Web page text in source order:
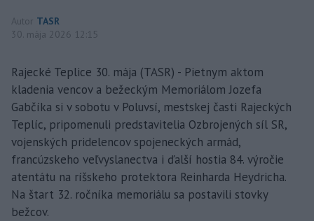
Autor TASR
30. mája 2026 12:15
Rajecké Teplice 30. mája (TASR) - Pietnym aktom
kladenia vencov a bežeckým Memoriálom Jozefa
Gabčíka si v sobotu v Poluvsí, mestskej časti Rajeckých
Teplíc, pripomenuli predstavitelia Ozbrojených síl SR,
vojenských pridelencov spojeneckých armád,
francúzskeho veľvyslanectva i ďalší hostia 84. výročie
atentátu na ríšskeho protektora Reinharda Heydricha.
Na štart 32. ročníka memoriálu sa postavili stovky
bežcov.